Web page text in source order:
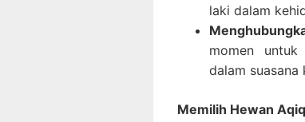
laki dalam
momen
dalam suasana
Memilih Hewan